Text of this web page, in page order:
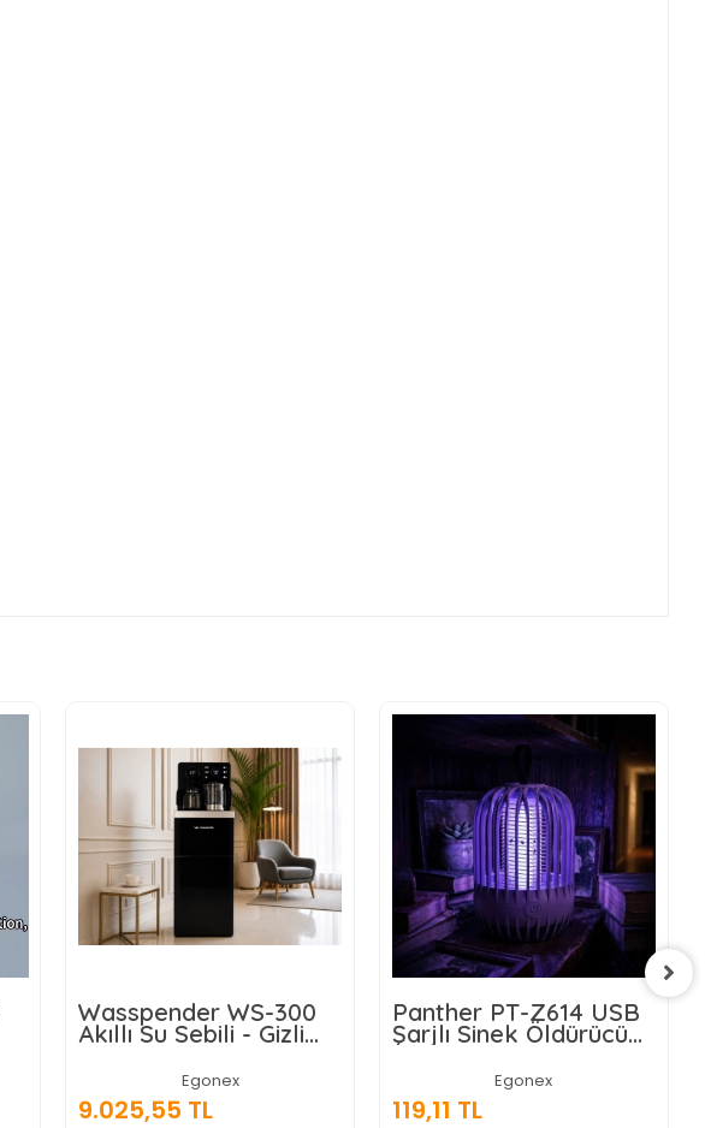
Wasspender WS-300
Akıllı Su Sebili - Gizli
Dokunmatik Ekran
Egonex
9.025,55 TL
Panther PT-Z614 USB
Şarjlı Sinek Öldürücü
Lamba
Egonex
119,11 TL